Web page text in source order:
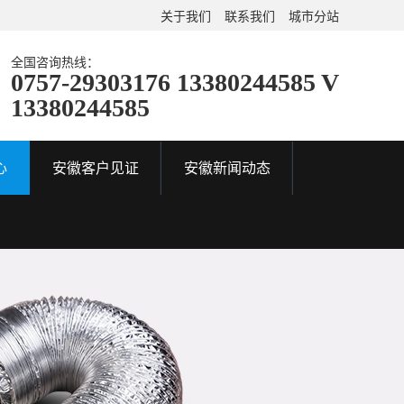
关于我们 联系我们 城市分站
全国咨询热线：
0757-29303176 13380244585 V
13380244585
安徽客户见证 安徽新闻动态